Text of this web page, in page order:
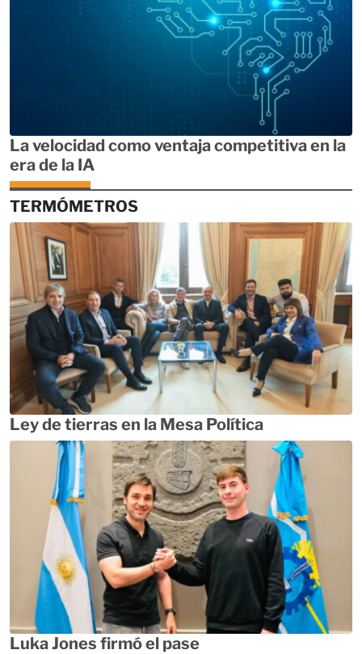
La velocidad como ventaja competitiva en la
era de la IA
TERMÓMETROS
Ley de tierras en la Mesa Política
Luka Jones firmó el pase